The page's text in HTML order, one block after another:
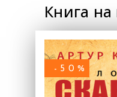
Книга
-50%